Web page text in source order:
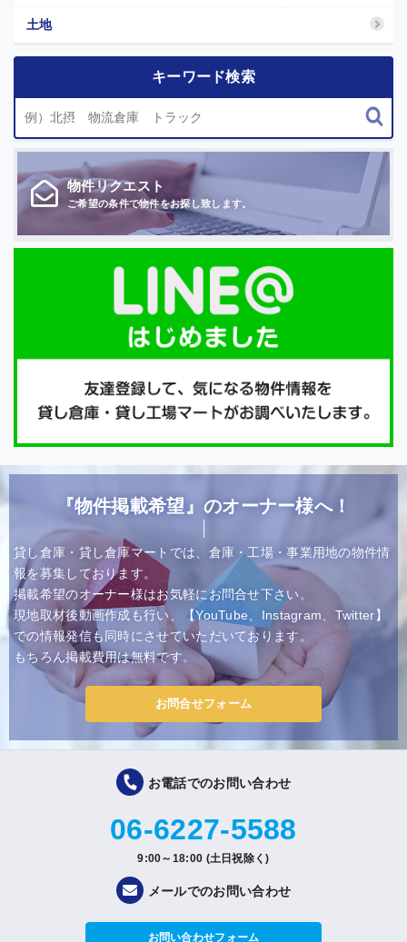
土地
キーワード検索
物件リクエスト
ご希望の条件で物件をお探し致します。
『物件掲載希望』のオーナー様へ！
貸し倉庫・貸し倉庫マートでは、倉庫・工場・事業用地の物件情
報を募集しております。
掲載希望のオーナー様はお気軽にお問合せ下さい。
現地取材後動画作成も行い、【YouTube、Instagram、Twitter】
での情報発信も同時にさせていただいております。
もちろん掲載費用は無料です。
お問合せフォーム
お電話でのお問い合わせ
06-6227-5588
9:00～18:00 (土日祝除く)
メールでのお問い合わせ
お問い合わせフォーム